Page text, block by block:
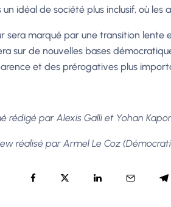
un idéal de société plus inclusif, où les
sera marqué par une transition
sur de nouvelles bases
et des prérogatives plus
rédigé par Alexis Galli et Yohan
réalisé par Armel Le Coz